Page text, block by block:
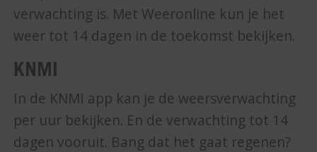
verwachting is. Met Weeronline kun je het
weer tot 14 dagen in de toekomst bekijken.
KNMI
In de KNMI app kan je de weersverwachting
per uur bekijken. En de verwachting tot 14
dagen vooruit. Bang dat het gaat regenen?